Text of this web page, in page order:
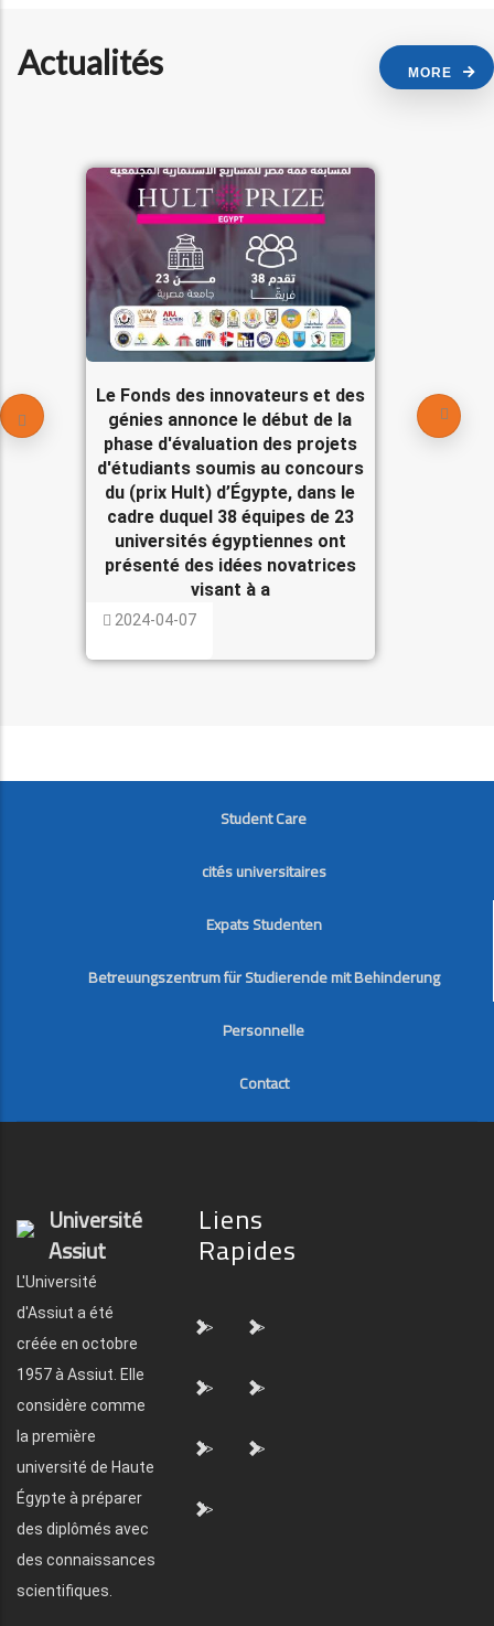
Actualités MORE
Le Fonds des innovateurs et des
génies annonce le début de la
phase d'évaluation des projets
d'étudiants soumis au concours
du (prix Hult) d’Égypte, dans le
cadre duquel 38 équipes de 23
universités égyptiennes ont
présenté des idées novatrices
visant à a
2024-04-07
FOOTER
Student Care
cités universitaires
Expats Studenten
Betreuungszentrum für Studierende mit Behinderung
Personnelle
Contact
Université
Assiut
L'Université
d'Assiut a été
créée en octobre
1957 à Assiut. Elle
considère comme
la première
université de Haute
Égypte à préparer
des diplômés avec
des connaissances
scientifiques.
Liens
Rapides
"> ">
"> ">
"> ">
">